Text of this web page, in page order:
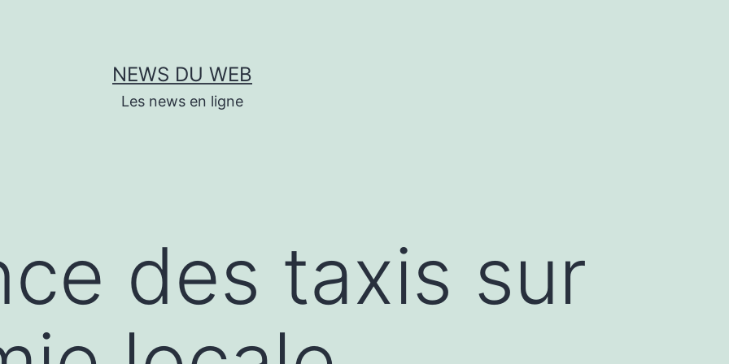
NEWS DU WEB
Les news en ligne
des taxis sur